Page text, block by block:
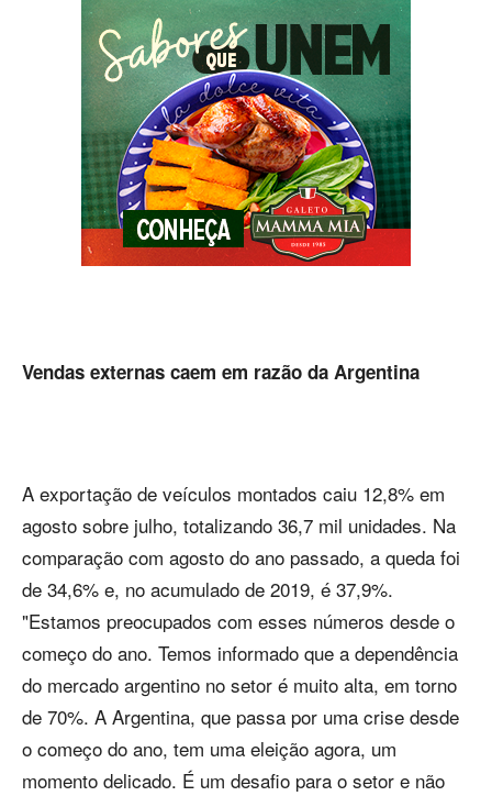
Vendas externas caem em razão da Argentina
A exportação de veículos montados caiu 12,8% em
agosto sobre julho, totalizando 36,7 mil unidades. Na
comparação com agosto do ano passado, a queda foi
de 34,6% e, no acumulado de 2019, é 37,9%.
"Estamos preocupados com esses números desde o
começo do ano. Temos informado que a dependência
do mercado argentino no setor é muito alta, em torno
de 70%. A Argentina, que passa por uma crise desde
o começo do ano, tem uma eleição agora, um
momento delicado. É um desafio para o setor e não